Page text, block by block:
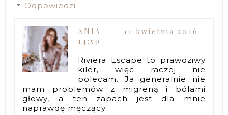
Odpowiedzi
ANIA
11 kwietnia 2016
14:59
Riviera Escape to prawdziwy
kiler, więc raczej nie
polecam. Ja generalnie nie
mam problemów z migreną i bólami
głowy, a ten zapach jest dla mnie
naprawdę męczący...